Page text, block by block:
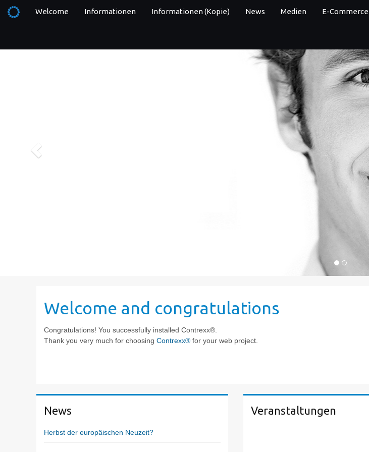
Welcome Informationen Informationen (Kopie) News Medien E-Commerce
Welcome and congratulations
Congratulations! You successfully installed Contrexx®.
Thank you very much for choosing Contrexx® for your web project.
News
Herbst der europäischen Neuzeit?
Veranstaltungen